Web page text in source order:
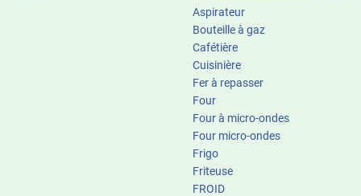
Aspirateur
Bouteille à gaz
Cafétière
Cuisinière
Fer à repasser
Four
Four à micro-ondes
Four micro-ondes
Frigo
Friteuse
FROID